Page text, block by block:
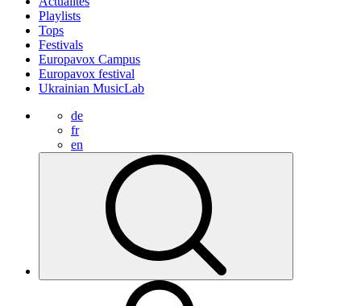
Playlists
Tops
Festivals
Europavox Campus
Europavox festival
Ukrainian MusicLab
de
fr
en